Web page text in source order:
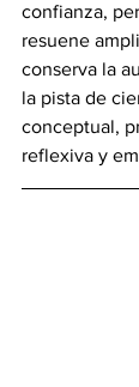
confianza,
resuene
conserva la
la pista de
conceptual,
reflexiva y